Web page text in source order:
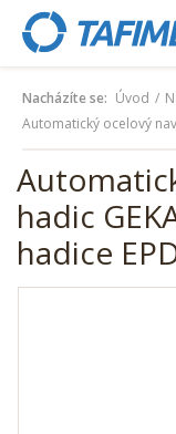
Nacházíte se: Úvod
Automatický ocelový
hadic
hadice